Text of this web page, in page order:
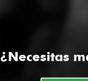
¿Necesitas